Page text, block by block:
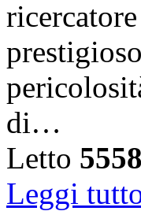
di…
Letto
Leggi